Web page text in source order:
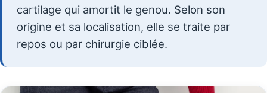
cartilage qui amortit le genou. Selon son
origine et sa localisation, elle se traite par
repos ou par chirurgie ciblée.